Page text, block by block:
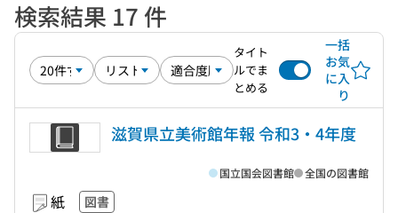
検索結果 17 件
タイト
ルでま
とめる
一括
お気
に入
り
滋賀県立美術館年報 令和3・4年度
紙 図書
国立国会図書館 全国の図書館